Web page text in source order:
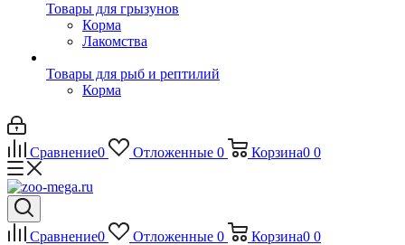
Товары для грызунов
Корма
Лакомства
Товары для рыб и рептилий
Корма
Сравнение0 Отложенные 0 Корзина0 0
Сравнение0 Отложенные 0 Корзина0 0